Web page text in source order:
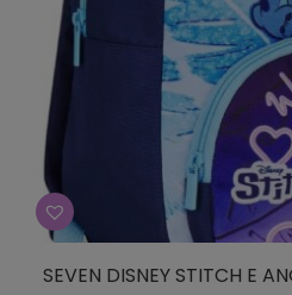
SEVEN DISNEY STITCH E